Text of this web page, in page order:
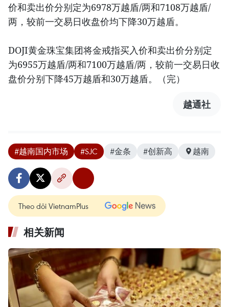
价和卖出价分别定为6978万越盾/两和7108万越盾/
两，较前一交易日收盘价均下降30万越盾。
DOJI黄金珠宝集团将金戒指买入价和卖出价分别定
为6955万越盾/两和7100万越盾/两，较前一交易日收
盘价分别下降45万越盾和30万越盾。（完）
越通社
#越南国内市场 #SJC #金条 #创新高 越南
Theo dõi VietnamPlus
相关新闻